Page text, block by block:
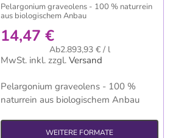
Pelargonium graveolens - 100 % naturrein
aus biologischem Anbau
14,47 €
Ab2.893,93 € / l
MwSt. inkl. zzgl. Versand
Pelargonium graveolens - 100 %
naturrein aus biologischem Anbau
WEITERE FORMATE